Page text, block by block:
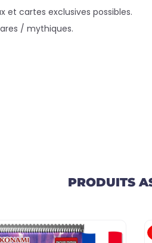
et cartes exclusives possibles.
/ mythiques.
PRODUITS